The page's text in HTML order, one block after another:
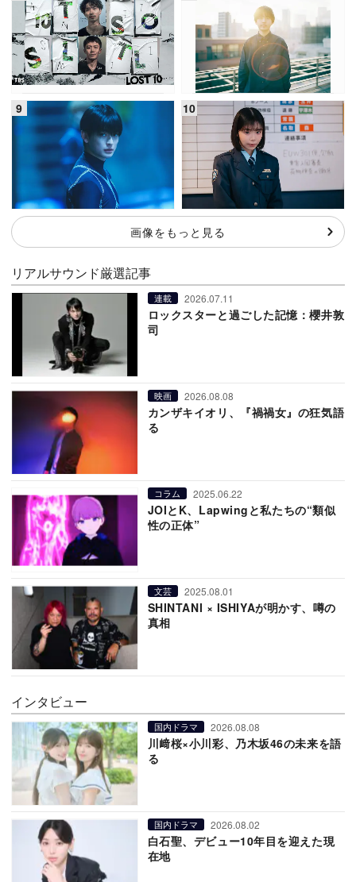
画像をもっと見る
リアルサウンド厳選記事
連載 2026.07.11
ロックスターと過ごした記憶：櫻井敦
司
映画 2026.08.08
カンザキイオリ、『禍禍女』の狂気語
る
コラム 2025.06.22
JOIとK、Lapwingと私たちの“類似
性の正体”
文芸 2025.08.01
SHINTANI × ISHIYAが明かす、噂の
真相
インタビュー
国内ドラマ 2026.08.08
川﨑桜×小川彩、乃木坂46の未来を語
る
国内ドラマ 2026.08.02
白石聖、デビュー10年目を迎えた現
在地